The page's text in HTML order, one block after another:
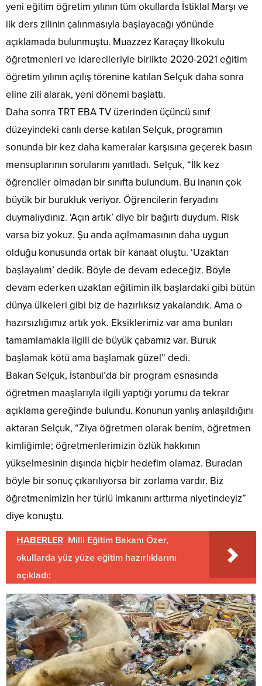
yeni eğitim öğretim yılının tüm okullarda İstiklal Marşı ve
ilk ders zilinin çalınmasıyla başlayacağı yönünde
açıklamada bulunmuştu. Muazzez Karaçay İlkokulu
öğretmenleri ve idarecileriyle birlikte 2020-2021 eğitim
öğretim yılının açılış törenine katılan Selçuk daha sonra
eline zili alarak, yeni dönemi başlattı.
Daha sonra TRT EBA TV üzerinden üçüncü sınıf
düzeyindeki canlı derse katılan Selçuk, programın
sonunda bir kez daha kameralar karşısına geçerek basın
mensuplarının sorularını yanıtladı. Selçuk, “İlk kez
öğrenciler olmadan bir sınıfta bulundum. Bu inanın çok
büyük bir burukluk veriyor. Öğrencilerin feryadını
duymalıydınız. ‘Açın artık’ diye bir bağırtı duydum. Risk
varsa biz yokuz. Şu anda açılmamasının daha uygun
olduğu konusunda ortak bir kanaat oluştu. ‘Uzaktan
başlayalım’ dedik. Böyle de devam edeceğiz. Böyle
devam ederken uzaktan eğitimin ilk başlardaki gibi bütün
dünya ülkeleri gibi biz de hazırlıksız yakalandık. Ama o
hazırsızlığımız artık yok. Eksiklerimiz var ama bunları
tamamlamakla ilgili de büyük çabamız var. Buruk
başlamak kötü ama başlamak güzel” dedi.
Bakan Selçuk, İstanbul’da bir program esnasında
öğretmen maaşlarıyla ilgili yaptığı yorumu da tekrar
açıklama gereğinde bulundu. Konunun yanlış anlaşıldığını
aktaran Selçuk, “Ziya öğretmen olarak benim, öğretmen
kimliğimle; öğretmenlerimizin özlük hakkının
yükselmesinin dışında hiçbir hedefim olamaz. Buradan
böyle bir sonuç çıkarılıyorsa bir zorlama vardır. Biz
öğretmenimizin her türlü imkanını arttırma niyetindeyiz”
diye konuştu.
HABERLER Milli Eğitim Bakanı Özer,
okullarda yüz yüze eğitim hazırlıklarını
açıkladı: